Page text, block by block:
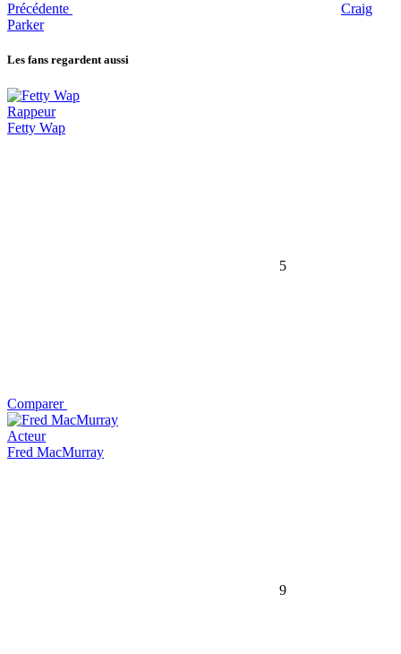
Précédente
Craig
Parker
Les fans regardent aussi
Rappeur
Fetty Wap
5
Comparer
Acteur
Fred MacMurray
9